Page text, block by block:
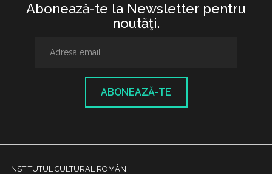
Abonează-te la Newsletter pentru
noutăţi.
ABONEAZĂ-TE
INSTITUTUL CULTURAL ROMÂN